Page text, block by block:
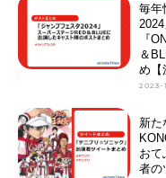
毎年
『
＆
め【
2023-
新
お
者の